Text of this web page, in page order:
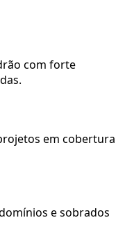
com forte
em cobertura
e sobrados